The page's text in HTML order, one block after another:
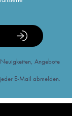
Angebote
E-Mail abmelden.